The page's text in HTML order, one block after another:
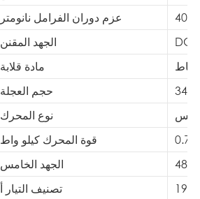
عزم دوران الفرامل نانومتر
40
الجهد المقنن
مادة قلابة
حجم العجلة
نوع المحرك
قوة المحرك كيلو واط
0.75
الجهد الخامس
48
تصنيف التيار أ
19